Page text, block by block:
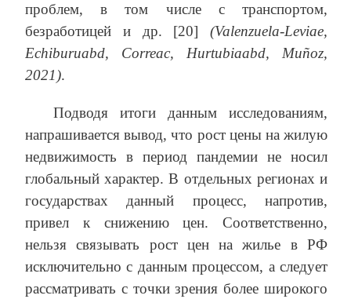
проблем, в том числе с транспортом,
безработицей и др. [20] (Valenzuela-Leviae,
Echiburuabd, Correac, Hurtubiaabd, Muñoz,
2021).
Подводя итоги данным исследованиям,
напрашивается вывод, что рост цены на жилую
недвижимость в период пандемии не носил
глобальный характер. В отдельных регионах и
государствах данный процесс, напротив,
привел к снижению цен. Соответственно,
нельзя связывать рост цен на жилье в РФ
исключительно с данным процессом, а следует
рассматривать с точки зрения более широкого